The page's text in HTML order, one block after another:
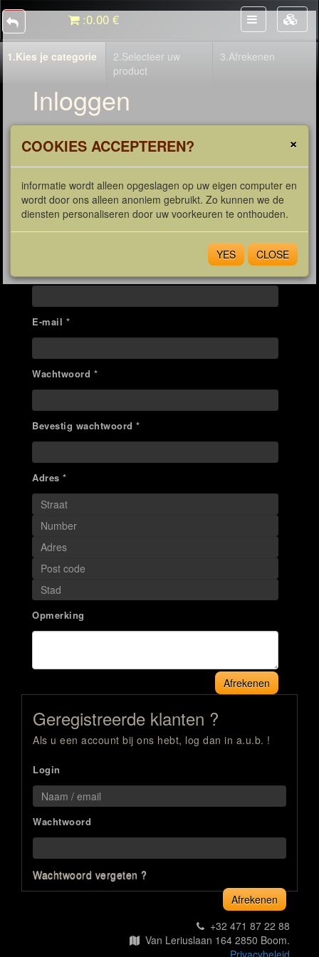
:0.00 €
1.Kies je categorie 2.Selecteer uw
product
3.Afrekenen
Inloggen
AFHALEN - Gelieve in te vullen: ?
Naam *
Voornaam *
E-mail *
Wachtwoord *
Bevestig wachtwoord *
Adres *
Opmerking
Afrekenen
Geregistreerde klanten ?
Als u een account bij ons hebt, log dan in a.u.b. !
Login
Wachtwoord
Wachtwoord vergeten ?
Afrekenen
+32 471 87 22 88
Van Leriuslaan 164 2850 Boom.
×
COOKIES ACCEPTEREN?
informatie wordt alleen opgeslagen op uw eigen computer en
wordt door ons alleen anoniem gebruikt. Zo kunnen we de
diensten personaliseren door uw voorkeuren te onthouden.
YES CLOSE